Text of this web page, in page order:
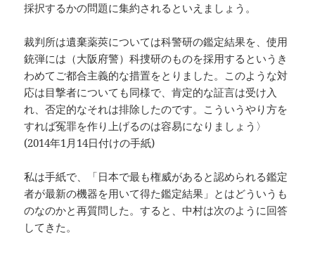
採択するかの問題に集約されるといえましょう。
裁判所は遺棄薬莢については科警研の鑑定結果を、使用
銃弾には（大阪府警）科捜研のものを採用するというき
わめてご都合主義的な措置をとりました。このような対
応は目撃者についても同様で、肯定的な証言は受け入
れ、否定的なそれは排除したのです。こういうやり方を
すれば冤罪を作り上げるのは容易になりましょう〉
(2014年1月14日付けの手紙)
私は手紙で、「日本で最も権威があると認められる鑑定
者が最新の機器を用いて得た鑑定結果」とはどういうも
のなのかと再質問した。すると、中村は次のように回答
してきた。